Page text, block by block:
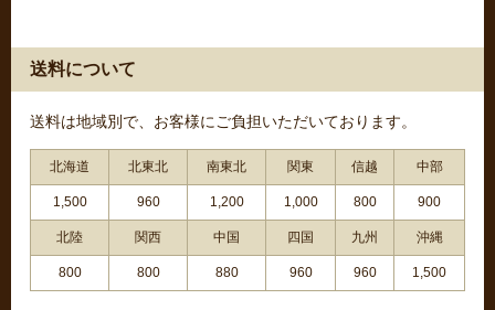
送料について
送料は地域別で、お客様にご負担いただいております。
北海道 北東北 南東北 関東 信越 中部
1,500 960 1,200 1,000 800 900
北陸 関西 中国 四国 九州 沖縄
800 800 880 960 960 1,500